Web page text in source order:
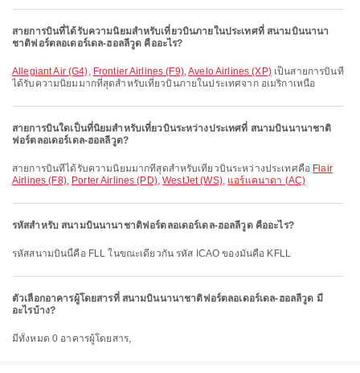
สายการบินที่ได้รับความนิยมสำหรับเที่ยวบินภายในประเทศที่ สนามบินนานา
ชาติฟอร์ตลอเดอร์เดล-ฮอลลีวูด คืออะไร?
Allegiant Air (G4), Frontier Airlines (F9),Avelo Airlines (XP)เป็นสายการบินที่
ได้รับความนิยมมากที่สุดสำหรับเที่ยวบินภายในประเทศจาก อเมริกาเหนือ
สายการบินใดเป็นที่นิยมสำหรับเที่ยวบินระหว่างประเทศที่ สนามบินนานาชาติ
ฟอร์ตลอเดอร์เดล-ฮอลลีวูด?
สายการบินที่ได้รับความนิยมมากที่สุดสำหรับเที่ยวบินระหว่างประเทศคือ Flair
Airlines (F8), Porter Airlines (PD),WestJet (WS), แอร์แคนาดา (AC)
รหัสสำหรับ สนามบินนานาชาติฟอร์ตลอเดอร์เดล-ฮอลลีวูด คืออะไร?
รหัสสนามบินนี้คือ FLL ในขณะเดียวกัน รหัส ICAO ของมันคือ KFLL
ตัวเลือกอาคารผู้โดยสารที่ สนามบินนานาชาติฟอร์ตลอเดอร์เดล-ฮอลลีวูด มี
อะไรบ้าง?
มีทั้งหมด 0 อาคารผู้โดยสาร,